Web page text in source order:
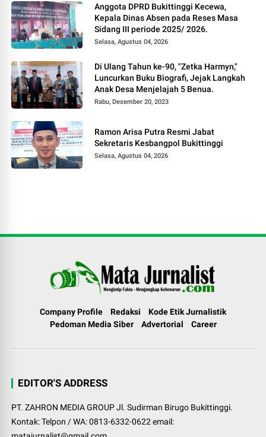
Anggota DPRD Bukittinggi Kecewa,
Kepala Dinas Absen pada Reses Masa
Sidang III periode 2025/ 2026.
Selasa, Agustus 04, 2026
Di Ulang Tahun ke-90, "Zetka Harmyn,"
Luncurkan Buku Biografi, Jejak Langkah
Anak Desa Menjelajah 5 Benua.
Rabu, Desember 20, 2023
Ramon Arisa Putra Resmi Jabat
Sekretaris Kesbangpol Bukittinggi
Selasa, Agustus 04, 2026
Company Profile Redaksi
Kode Etik Jurnalistik
Pedoman Media Siber
Advertorial Career
EDITOR'S ADDRESS
PT. ZAHRON MEDIA GROUP Jl. Sudirman Birugo Bukittinggi.
Kontak: Telpon / WA: 0813-6332-0622 email: